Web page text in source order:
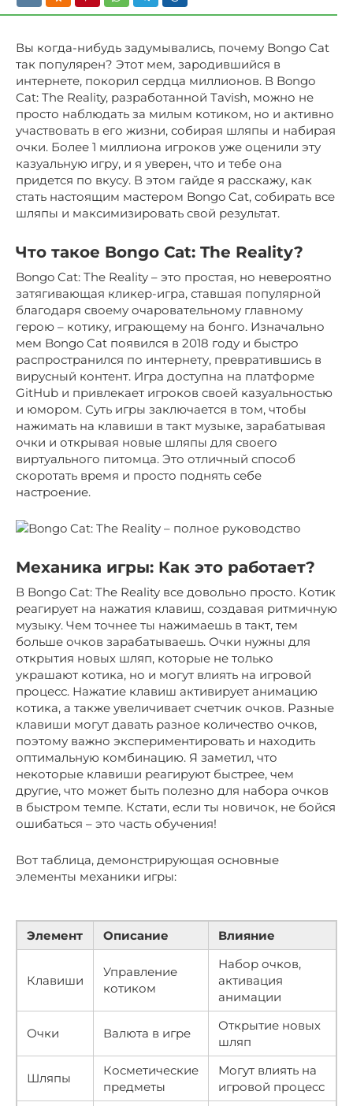
Вы когда-нибудь задумывались, почему Bongo Cat
так популярен? Этот мем, зародившийся в
интернете, покорил сердца миллионов. В Bongo
Cat: The Reality, разработанной Tavish, можно не
просто наблюдать за милым котиком, но и активно
участвовать в его жизни, собирая шляпы и набирая
очки. Более 1 миллиона игроков уже оценили эту
казуальную игру, и я уверен, что и тебе она
придется по вкусу. В этом гайде я расскажу, как
стать настоящим мастером Bongo Cat, собирать все
шляпы и максимизировать свой результат.
Что такое Bongo Cat: The Reality?
Bongo Cat: The Reality – это простая, но невероятно
затягивающая кликер-игра, ставшая популярной
благодаря своему очаровательному главному
герою – котику, играющему на бонго. Изначально
мем Bongo Cat появился в 2018 году и быстро
распространился по интернету, превратившись в
вирусный контент. Игра доступна на платформе
GitHub и привлекает игроков своей казуальностью
и юмором. Суть игры заключается в том, чтобы
нажимать на клавиши в такт музыке, зарабатывая
очки и открывая новые шляпы для своего
виртуального питомца. Это отличный способ
скоротать время и просто поднять себе
настроение.
Механика игры: Как это работает?
В Bongo Cat: The Reality все довольно просто. Котик
реагирует на нажатия клавиш, создавая ритмичную
музыку. Чем точнее ты нажимаешь в такт, тем
больше очков зарабатываешь. Очки нужны для
открытия новых шляп, которые не только
украшают котика, но и могут влиять на игровой
процесс. Нажатие клавиш активирует анимацию
котика, а также увеличивает счетчик очков. Разные
клавиши могут давать разное количество очков,
поэтому важно экспериментировать и находить
оптимальную комбинацию. Я заметил, что
некоторые клавиши реагируют быстрее, чем
другие, что может быть полезно для набора очков
в быстром темпе. Кстати, если ты новичок, не бойся
ошибаться – это часть обучения!
Вот таблица, демонстрирующая основные
элементы механики игры:
Элемент Описание Влияние
Клавиши
Управление
котиком
Набор очков,
активация
анимации
Очки Валюта в игре
Открытие новых
шляп
Шляпы
Косметические
предметы
Могут влиять на
игровой процесс